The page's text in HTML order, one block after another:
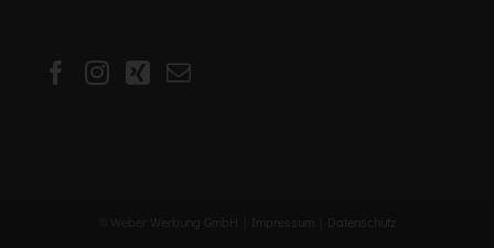
Impressum Datenschutz